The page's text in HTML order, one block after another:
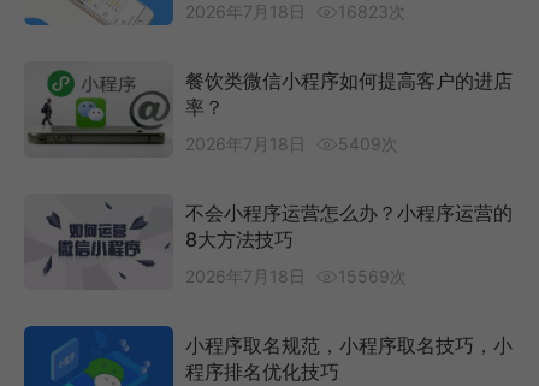
2026年7月18日 16823次
餐饮类微信小程序如何提高客户的进店
率？
2026年7月18日 5409次
不会小程序运营怎么办？小程序运营的
8大方法技巧
2026年7月18日 15569次
小程序取名规范，小程序取名技巧，小
程序排名优化技巧